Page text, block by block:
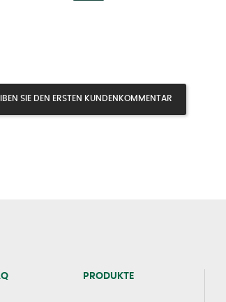
SIE DEN ERSTEN KUNDENKOMMENTAR
PRODUKTE